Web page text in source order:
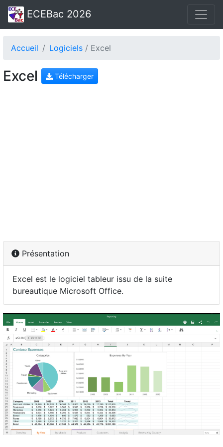
ECEBac 2026
Accueil Logiciels / Excel
Excel Télécharger
Présentation
Excel est le logiciel tableur issu de la suite
bureautique Microsoft Office.